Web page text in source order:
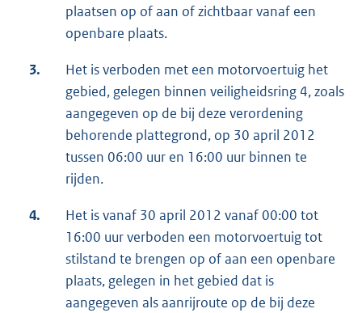
plaatsen op of aan of zichtbaar vanaf een
openbare plaats.
3.
Het is verboden met een motorvoertuig het
gebied, gelegen binnen veiligheidsring 4, zoals
aangegeven op de bij deze verordening
behorende plattegrond, op 30 april 2012
tussen 06:00 uur en 16:00 uur binnen te
rijden.
4.
Het is vanaf 30 april 2012 vanaf 00:00 tot
16:00 uur verboden een motorvoertuig tot
stilstand te brengen op of aan een openbare
plaats, gelegen in het gebied dat is
aangegeven als aanrijroute op de bij deze